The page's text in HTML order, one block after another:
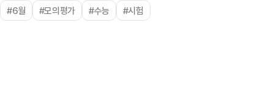
#6월 #모의평가 #수능 #시험